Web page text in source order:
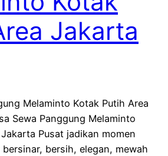
Jakarta
Melaminto Kotak Putih Area
Sewa Panggung Melaminto
Pusat jadikan momen
bersih, elegan, mewah